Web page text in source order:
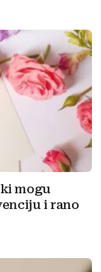
mogu
i rano